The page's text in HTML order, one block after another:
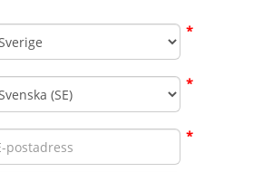
*
*
*